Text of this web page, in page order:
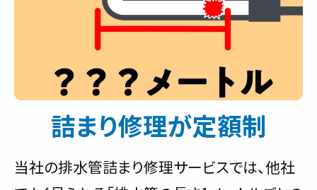
詰まり修理が定額制
当社の排水管詰まり修理サービスでは、他社